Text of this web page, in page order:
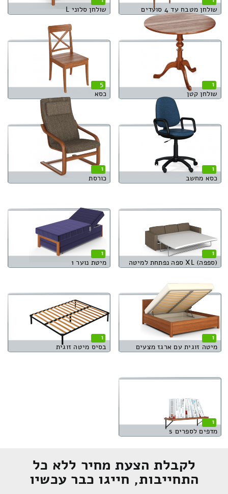
שולחן מטבח עד 4 סועדים שולחן סלוני L
1
שולחן קטן
5
כסא
1
כסא מחשב
1
כורסת
1
(ספפה) XL ספה נפתחת למיטה
1
מיטת נוער 1
1
מיטה זוגית עם ארגז מצעים
1
בסיס מיטה זוגית
1
מדפים לספרים s
לקבלת הצעת מחיר ללא כל
התחייבות, חייגו כבר עכשיו